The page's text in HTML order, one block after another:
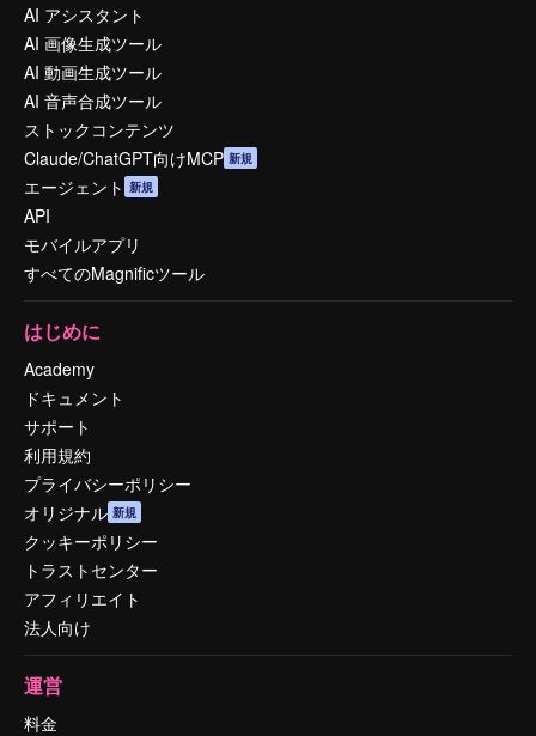
AI アシスタント
AI 画像生成ツール
AI 動画生成ツール
AI 音声合成ツール
ストックコンテンツ
Claude/ChatGPT向けMCP 新規
エージェント 新規
API
モバイルアプリ
すべてのMagnificツール
はじめに
Academy
ドキュメント
サポート
利用規約
プライバシーポリシー
オリジナル 新規
クッキーポリシー
トラストセンター
アフィリエイト
法人向け
運営
料金